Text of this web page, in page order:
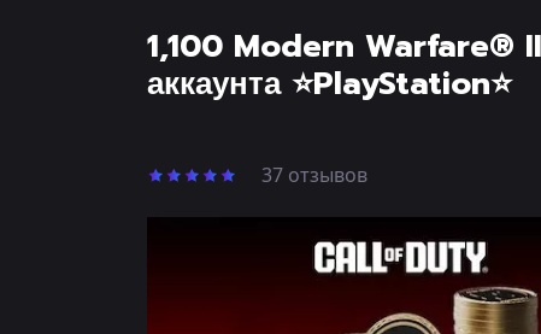
1,100 Modern
аккаунта ⭐PlayStation⭐
37 отзывов